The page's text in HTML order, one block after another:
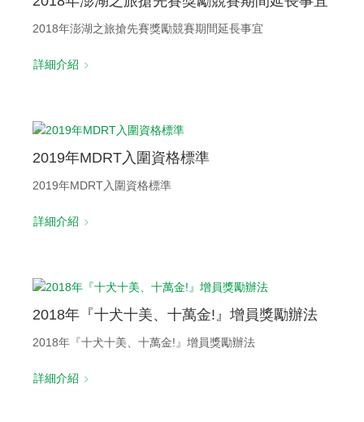
2018年澎湖之旅搶先賽獎勵競賽期間延長事宜
詳細介紹
2019年MDRT入圍資格標準
2019年MDRT入圍資格標準
詳細介紹
2018年『十犬十美、十萬金!』增員獎勵辦法
2018年『十犬十美、十萬金!』增員獎勵辦法
詳細介紹